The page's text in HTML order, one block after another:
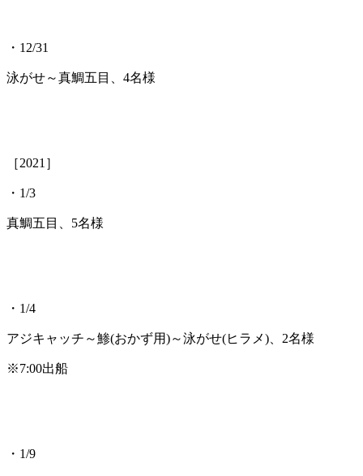
・12/31
泳がせ～真鯛五目、4名様
［2021］
・1/3
真鯛五目、5名様
・1/4
アジキャッチ～鯵(おかず用)～泳がせ(ヒラメ)、2名様
※7:00出船
・1/9